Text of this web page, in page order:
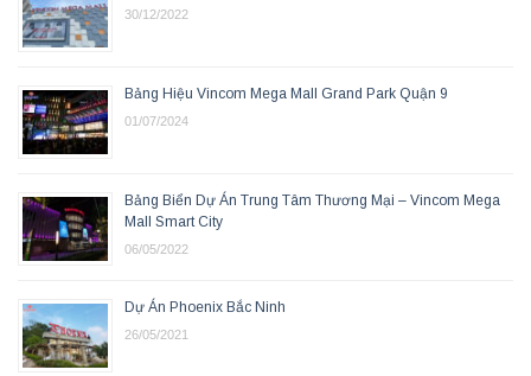
30/12/2022
Bảng Hiệu Vincom Mega Mall Grand Park Quận 9
01/07/2024
Bảng Biển Dự Án Trung Tâm Thương Mại – Vincom Mega
Mall Smart City
06/05/2022
Dự Án Phoenix Bắc Ninh
26/05/2021